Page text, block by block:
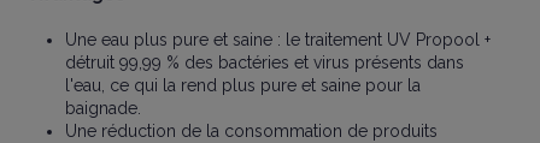
Une eau plus pure et saine : le traitement UV Propool +
détruit 99,99 % des bactéries et virus présents dans
l'eau, ce qui la rend plus pure et saine pour la
baignade.
Une réduction de la consommation de produits